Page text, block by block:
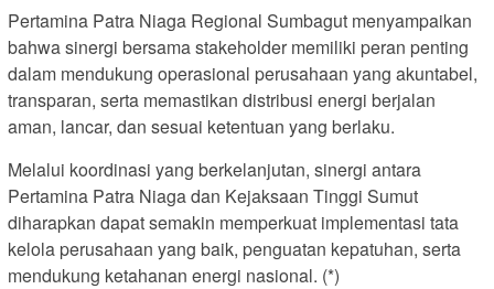
Pertamina Patra Niaga Regional Sumbagut menyampaikan
bahwa sinergi bersama stakeholder memiliki peran penting
dalam mendukung operasional perusahaan yang akuntabel,
transparan, serta memastikan distribusi energi berjalan
aman, lancar, dan sesuai ketentuan yang berlaku.
Melalui koordinasi yang berkelanjutan, sinergi antara
Pertamina Patra Niaga dan Kejaksaan Tinggi Sumut
diharapkan dapat semakin memperkuat implementasi tata
kelola perusahaan yang baik, penguatan kepatuhan, serta
mendukung ketahanan energi nasional. (*)